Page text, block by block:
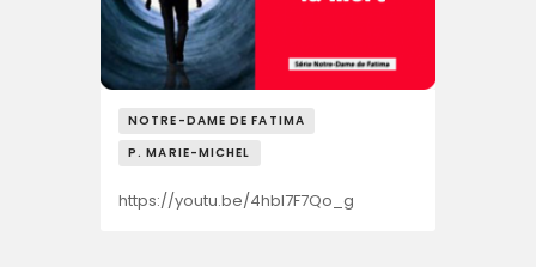
NOTRE-DAME DE FATIMA
P. MARIE-MICHEL
https://youtu.be/4hbI7F7Qo_g